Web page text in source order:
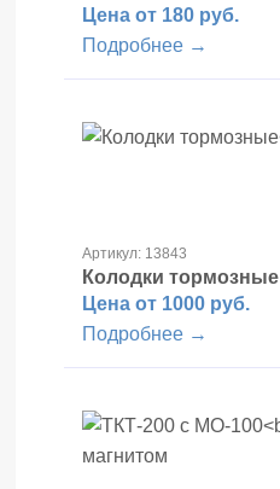
Цена от 180 руб.
Подробнее →
Артикул: 13843
Колодки тормозные
Цена от 1000 руб.
Подробнее →